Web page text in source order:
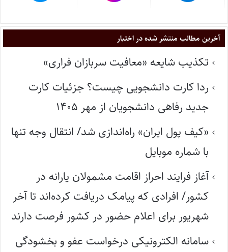
آخرین مطالب منتشر شده در اختبار
تکذیب شایعه «معافیت سربازان فراری»
ردا کارت دانشجویی چیست؟ جزئیات کارت
جدید رفاهی دانشجویان از مهر ۱۴۰۵
«کیف پول ایران» راه‌اندازی شد/ انتقال وجه تنها
با شماره موبایل
آغاز فرایند احراز اقامت مشمولان یارانه در
کشور/ افرادی که پیامک دریافت کرده‌اند تا آخر
شهریور برای اعلام حضور در کشور فرصت دارند
سامانه الکترونیکی درخواست عفو و بخشودگی